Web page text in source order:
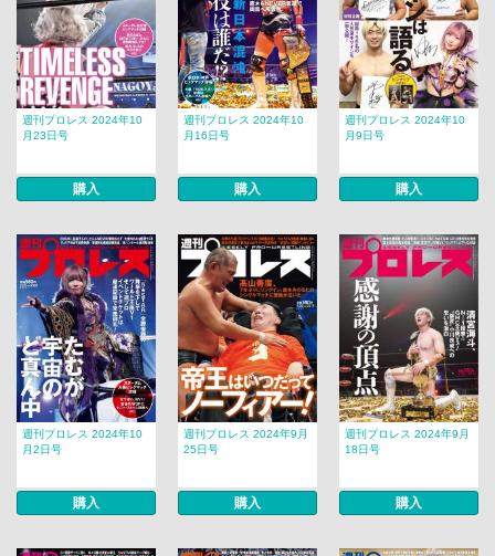
週刊プロレス 2024年10
月23日号
購入
週刊プロレス 2024年10
月16日号
購入
週刊プロレス 2024年10
月9日号
購入
週刊プロレス 2024年10
月2日号
購入
週刊プロレス 2024年9月
25日号
購入
週刊プロレス 2024年9月
18日号
購入